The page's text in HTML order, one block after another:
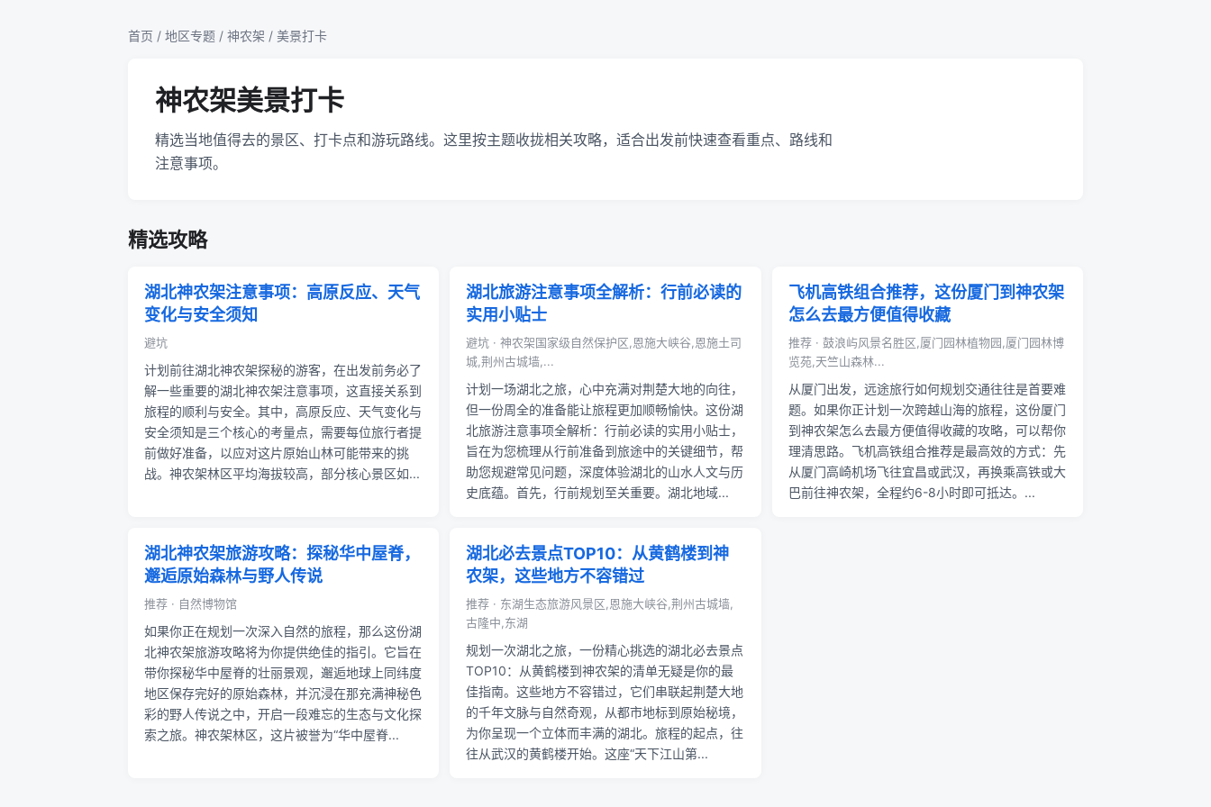
首页 / 地区专题 / 神农架 / 美景打卡
神农架美景打卡
精选当地值得去的景区、打卡点和游玩路线。这里按主题收拢相关攻略，适合出发前快速查看重点、路线和
注意事项。
精选攻略
湖北神农架注意事项：高原反应、天气
变化与安全须知
避坑
计划前往湖北神农架探秘的游客，在出发前务必了
解一些重要的湖北神农架注意事项，这直接关系到
旅程的顺利与安全。其中，高原反应、天气变化与
安全须知是三个核心的考量点，需要每位旅行者提
前做好准备，以应对这片原始山林可能带来的挑
战。神农架林区平均海拔较高，部分核心景区如...
湖北旅游注意事项全解析：行前必读的
实用小贴士
避坑 · 神农架国家级自然保护区,恩施大峡谷,恩施土司
城,荆州古城墙,...
计划一场湖北之旅，心中充满对荆楚大地的向往，
但一份周全的准备能让旅程更加顺畅愉快。这份湖
北旅游注意事项全解析：行前必读的实用小贴士，
旨在为您梳理从行前准备到旅途中的关键细节，帮
助您规避常见问题，深度体验湖北的山水人文与历
史底蕴。首先，行前规划至关重要。湖北地域...
飞机高铁组合推荐，这份厦门到神农架
怎么去最方便值得收藏
推荐 · 鼓浪屿风景名胜区,厦门园林植物园,厦门园林博
览苑,天竺山森林...
从厦门出发，远途旅行如何规划交通往往是首要难
题。如果你正计划一次跨越山海的旅程，这份厦门
到神农架怎么去最方便值得收藏的攻略，可以帮你
理清思路。飞机高铁组合推荐是最高效的方式：先
从厦门高崎机场飞往宜昌或武汉，再换乘高铁或大
巴前往神农架，全程约6-8小时即可抵达。...
湖北神农架旅游攻略：探秘华中屋脊，
邂逅原始森林与野人传说
推荐 · 自然博物馆
如果你正在规划一次深入自然的旅程，那么这份湖
北神农架旅游攻略将为你提供绝佳的指引。它旨在
带你探秘华中屋脊的壮丽景观，邂逅地球上同纬度
地区保存完好的原始森林，并沉浸在那充满神秘色
彩的野人传说之中，开启一段难忘的生态与文化探
索之旅。神农架林区，这片被誉为“华中屋脊...
湖北必去景点TOP10：从黄鹤楼到神
农架，这些地方不容错过
推荐 · 东湖生态旅游风景区,恩施大峡谷,荆州古城墙,
古隆中,东湖
规划一次湖北之旅，一份精心挑选的湖北必去景点
TOP10：从黄鹤楼到神农架的清单无疑是你的最
佳指南。这些地方不容错过，它们串联起荆楚大地
的千年文脉与自然奇观，从都市地标到原始秘境，
为你呈现一个立体而丰满的湖北。旅程的起点，往
往从武汉的黄鹤楼开始。这座“天下江山第...